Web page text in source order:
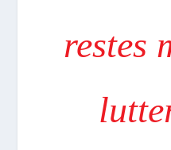
restes